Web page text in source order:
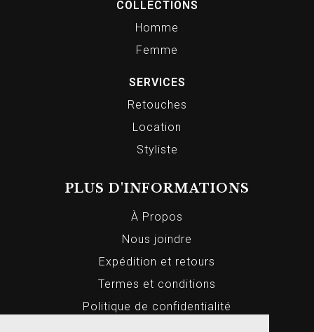
COLLECTIONS
Homme
Femme
SERVICES
Retouches
Location
Styliste
PLUS D'INFORMATIONS
À Propos
Nous joindre
Expédition et retours
Termes et conditions
Politique de confidentialité